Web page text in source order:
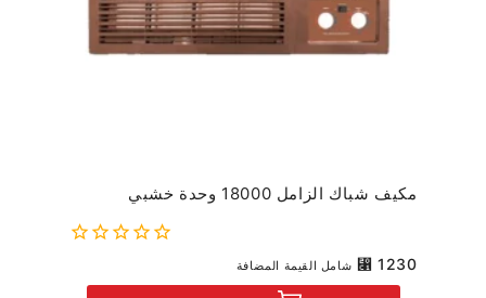
مكيف شباك الزامل 18000 وحدة خشبي
⃁ 1230 شامل القيمة المضافة